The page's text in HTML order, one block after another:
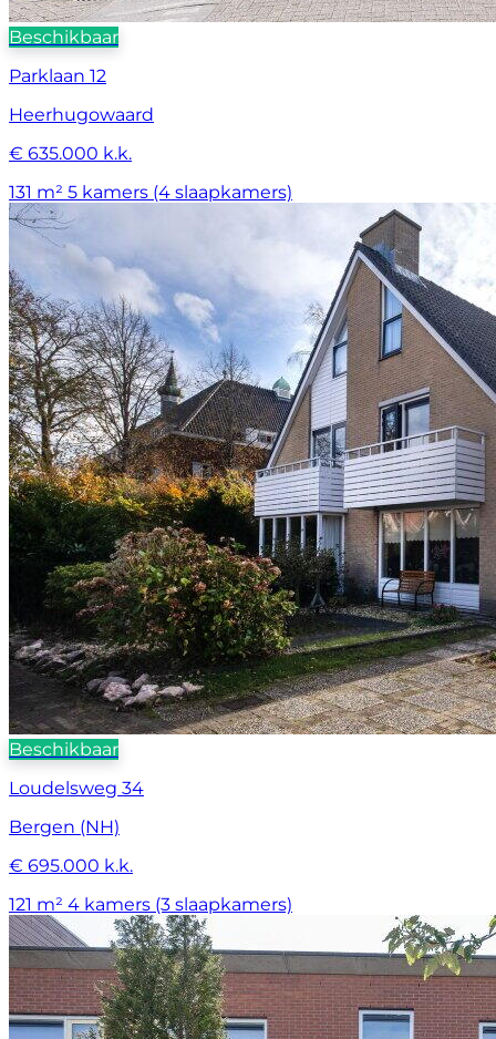
Beschikbaar
Parklaan 12
Heerhugowaard
€ 635.000 k.k.
131 m² 5 kamers (4 slaapkamers)
Beschikbaar
Loudelsweg 34
Bergen (NH)
€ 695.000 k.k.
121 m² 4 kamers (3 slaapkamers)